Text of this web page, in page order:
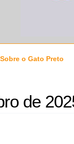
Sobre o Gato Preto
de